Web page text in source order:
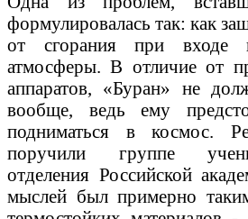
формулировалась так: как
от сгорания при входе
атмосферы. В отличие от
аппаратов, «Буран» не
вообще, ведь ему
подниматься в космос.
поручили группе
отделения Российской
мыслей был примерно